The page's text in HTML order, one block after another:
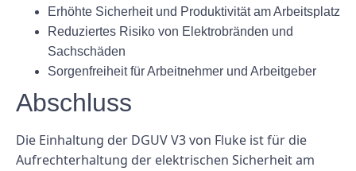
Erhöhte Sicherheit und Produktivität am Arbeitsplatz
Reduziertes Risiko von Elektrobränden und
Sachschäden
Sorgenfreiheit für Arbeitnehmer und Arbeitgeber
Abschluss
Die Einhaltung der DGUV V3 von Fluke ist für die
Aufrechterhaltung der elektrischen Sicherheit am